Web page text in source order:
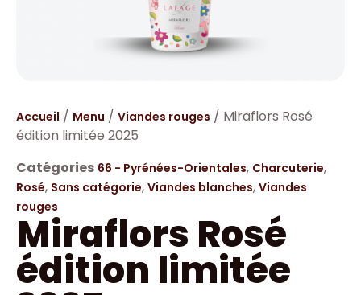
Accueil / Menu / Viandes rouges / Miraflors Rosé
édition limitée 2025
Catégories 66 - Pyrénées-Orientales, Charcuterie,
Rosé, Sans catégorie, Viandes blanches, Viandes
rouges
Miraflors Rosé
édition limitée